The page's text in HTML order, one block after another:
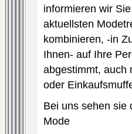
informieren wir
aktuellsten
kombinieren, -in
Ihnen- auf Ihre
abgestimmt, auch
oder
Bei uns sehen sie
Mode